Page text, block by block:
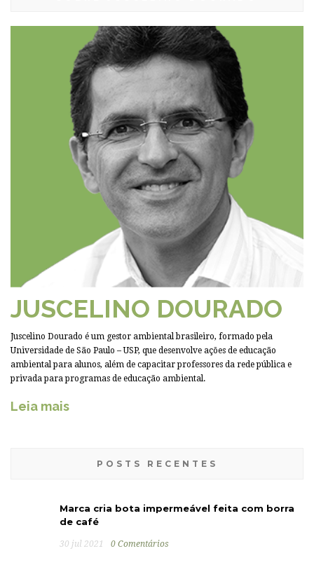
JUSCELINO DOURADO
Juscelino Dourado é um gestor ambiental brasileiro, formado pela
Universidade de São Paulo – USP, que desenvolve ações de educação
ambiental para alunos, além de capacitar professores da rede pública e
privada para programas de educação ambiental.
Leia mais
POSTS RECENTES
Marca cria bota impermeável feita com borra
de café
30 jul 2021 0 Comentários